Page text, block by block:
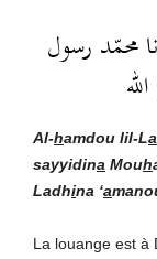
محمّد رسول
Al-hamdou lil-La
sayyidina Mouh
Ladhina ‘a
La louange est à